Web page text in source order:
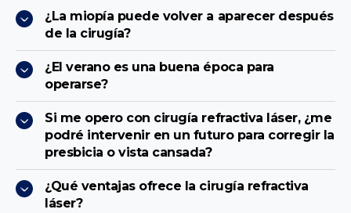
¿La miopía puede volver a aparecer después
de la cirugía?
¿El verano es una buena época para
operarse?
Si me opero con cirugía refractiva láser, ¿me
podré intervenir en un futuro para corregir la
presbicia o vista cansada?
¿Qué ventajas ofrece la cirugía refractiva
láser?